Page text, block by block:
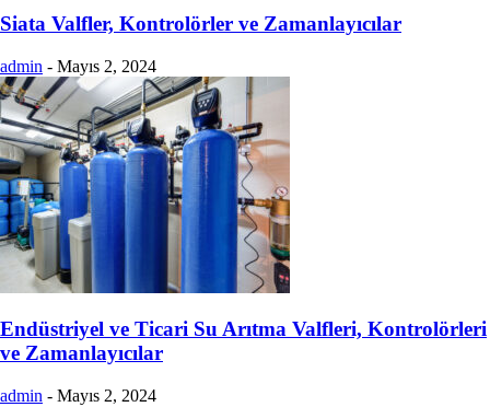
Siata Valfler, Kontrolörler ve Zamanlayıcılar
admin - Mayıs 2, 2024
Endüstriyel ve Ticari Su Arıtma Valfleri, Kontrolörleri
ve Zamanlayıcılar
admin - Mayıs 2, 2024